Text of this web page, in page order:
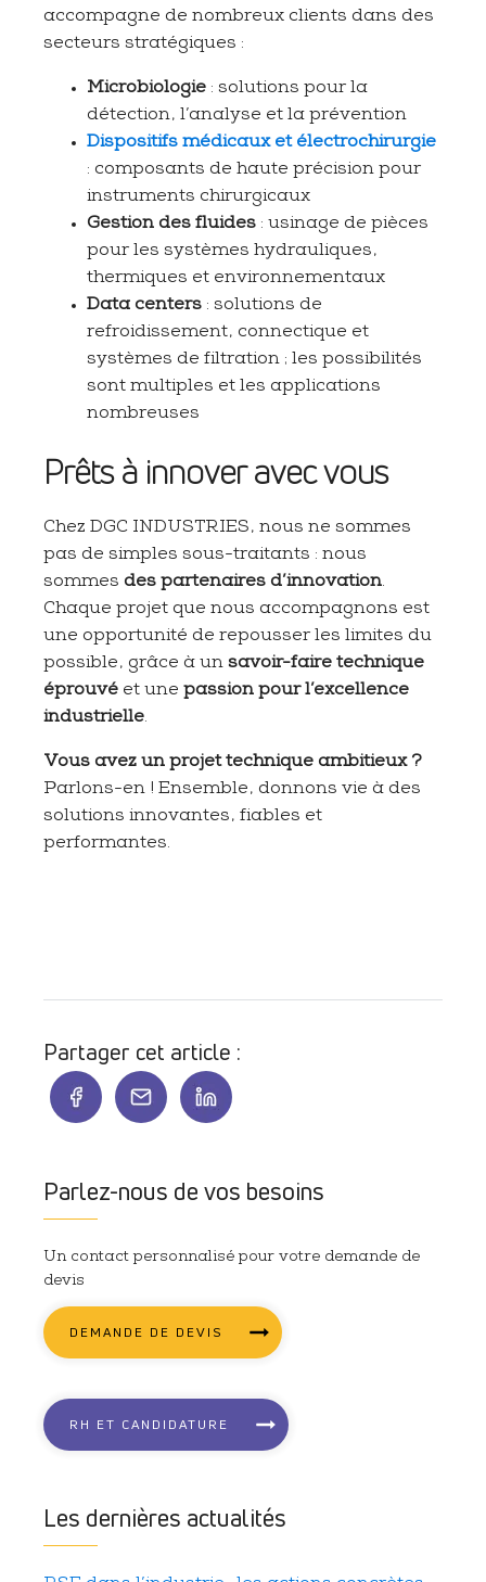
accompagne de nombreux clients dans des
secteurs stratégiques :
Microbiologie : solutions pour la
détection, l’analyse et la prévention
Dispositifs médicaux et électrochirurgie
: composants de haute précision pour
instruments chirurgicaux
Gestion des fluides : usinage de pièces
pour les systèmes hydrauliques,
thermiques et environnementaux
Data centers : solutions de
refroidissement, connectique et
systèmes de filtration ; les possibilités
sont multiples et les applications
nombreuses
Prêts à innover avec vous
Chez DGC INDUSTRIES, nous ne sommes
pas de simples sous-traitants : nous
sommes des partenaires d’innovation.
Chaque projet que nous accompagnons est
une opportunité de repousser les limites du
possible, grâce à un savoir-faire technique
éprouvé et une passion pour l’excellence
industrielle.
Vous avez un projet technique ambitieux ?
Parlons-en ! Ensemble, donnons vie à des
solutions innovantes, fiables et
performantes.
Partager cet article :
Parlez-nous de vos besoins
Un contact personnalisé pour votre demande de
devis
DEMANDE DE DEVIS
RH ET CANDIDATURE
Les dernières actualités